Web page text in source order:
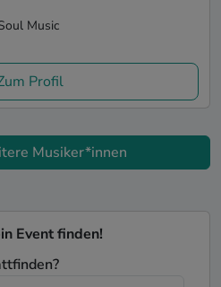
Music
Profil
Musiker*innen
Event finden!